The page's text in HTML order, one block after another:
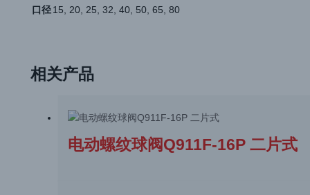
口径 15, 20, 25, 32, 40, 50, 65, 80
相关产品
电动螺纹球阀Q911F-16P 二片式